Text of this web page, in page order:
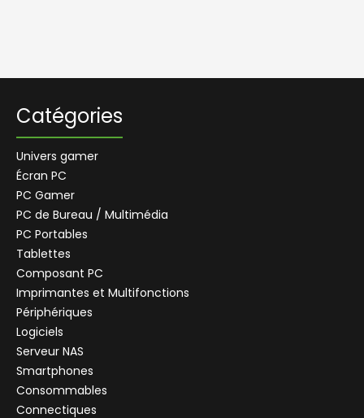
Connectez-vous pour voir les informations de ce produit
CENTRALE+
CENTRALE
Catégories
Univers gamer
Écran PC
PC Gamer
PC de Bureau / Multimédia
PC Portables
Tablettes
Composant PC
Imprimantes et Multifonctions
Périphériques
Logiciels
Serveur NAS
Smartphones
Consommables
Connectiques